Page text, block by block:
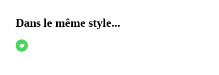
Dans le même style...